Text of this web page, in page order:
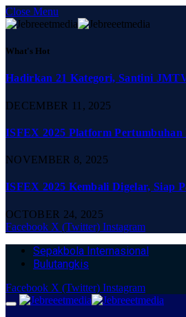
Close Menu
What's Hot
Hadirkan 21 Kategori, Santini
DECEMBER 11, 2025
ISFEX 2025 Platform
NOVEMBER 8, 2025
ISFEX 2025 Kembali Digelar, Siap
OCTOBER 24, 2025
Facebook X (Twitter) Instagram
Sepakbola Internasional
Bulutangkis
Facebook X (Twitter) Instagram